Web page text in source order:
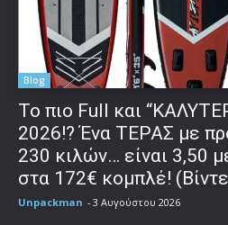
Blog
To πιο Full και
2026!? Ένα ΤΕΡΑΣ με
230 κιλών… είναι 3,50
στα 172€ κομπλέ!
Unpackman - 3 Αυγούστου 2026